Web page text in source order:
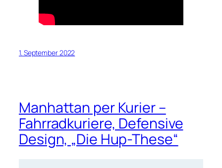
1. September 2022
Manhattan per Kurier –
Fahrradkuriere, Defensive
Design, „Die Hup-These“